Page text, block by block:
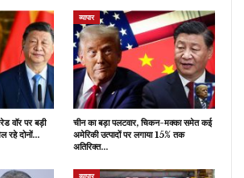
वॉर पर बड़ी
रहे दोनों…
व्यापार
चीन का बड़ा पलटवार, चिकन-मक्का समेत कई
अमेरिकी उत्पादों पर लगाया 15% तक
अतिरिक्त…
व्यापार